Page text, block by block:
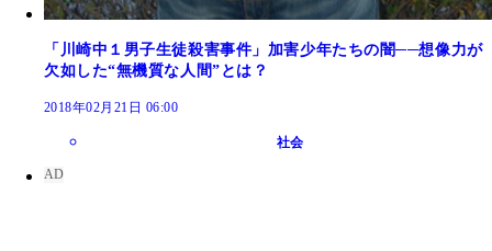
「川崎中１男子生徒殺害事件」加害少年たちの闇──想像力が
欠如した“無機質な人間”とは？
2018年02月21日 06:00
社会